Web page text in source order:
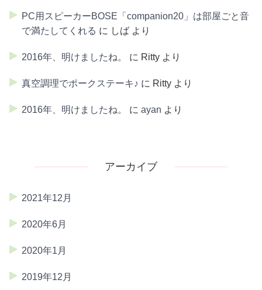
PC用スピーカーBOSE「companion20」は部屋ごと音
で満たしてくれる に しば より
2016年、明けましたね。 に Ritty より
真空調理でポークステーキ♪ に Ritty より
2016年、明けましたね。 に ayan より
アーカイブ
2021年12月
2020年6月
2020年1月
2019年12月